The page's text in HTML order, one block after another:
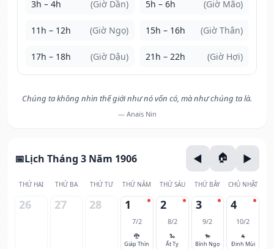
3h – 4h (Giờ Dần) 5h – 6h (Giờ Mão)
11h – 12h (Giờ Ngọ) 15h – 16h (Giờ Thân)
17h – 18h (Giờ Dậu) 21h – 22h (Giờ Hợi)
Chúng ta không nhìn thế giới như nó vốn có, mà như chúng ta là.
— Anaïs Nin
Lịch Tháng 3 Năm 1906
THỨ HAI THỨ BA THỨ TƯ THỨ NĂM THỨ SÁU THỨ BẢY CHỦ NHẬT
26 27 28 1
7/2
🐉
Giáp Thìn
2
8/2
🐍
Ất Tỵ
3
9/2
🐎
Bính Ngọ
4
10/2
🐐
Đinh Mùi